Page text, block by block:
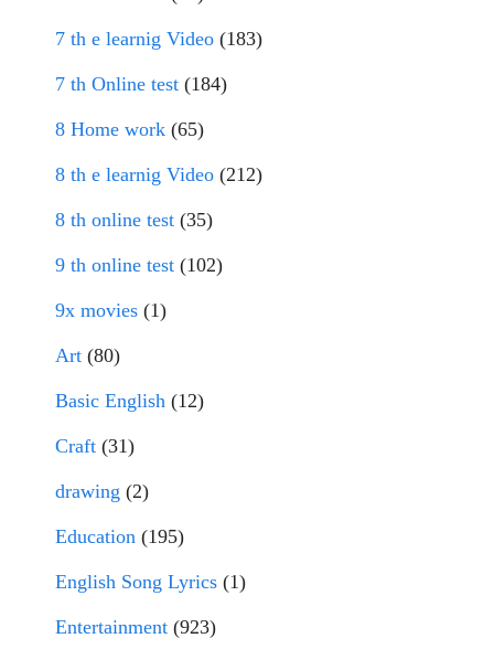
7 th e learnig Video (183)
7 th Online test (184)
8 Home work (65)
8 th e learnig Video (212)
8 th online test (35)
9 th online test (102)
9x movies (1)
Art (80)
Basic English (12)
Craft (31)
drawing (2)
Education (195)
English Song Lyrics (1)
Entertainment (923)